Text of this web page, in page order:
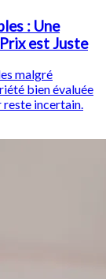
: Une
est Juste
malgré
bien évaluée
reste incertain.